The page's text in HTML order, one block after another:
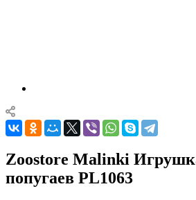
Zoostore Malinki
попугаев PL1063